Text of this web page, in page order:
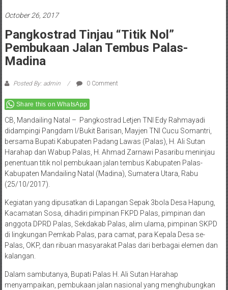
October 26, 2017
Pangkostrad Tinjau “Titik Nol”
Pembukaan Jalan Tembus Palas-
Madina
Posted By: admin 0 Comment
Share this on WhatsApp
CB, Mandailing Natal – Pangkostrad Letjen TNI Edy Rahmayadi
didampingi Pangdam I/Bukit Barisan, Mayjen TNI Cucu Somantri,
bersama Bupati Kabupaten Padang Lawas (Palas), H. Ali Sutan
Harahap dan Wabup Palas, H. Ahmad Zarnawi Pasaribu meninjau
penentuan titik nol pembukaan jalan tembus Kabupaten Palas-
Kabupaten Mandailing Natal (Madina), Sumatera Utara, Rabu
(25/10/2017).
Kegiatan yang dipusatkan di Lapangan Sepak 3bola Desa Hapung,
Kacamatan Sosa, dihadiri pimpinan FKPD Palas, pimpinan dan
anggota DPRD Palas, Sekdakab Palas, alim ulama, pimpinan SKPD
di lingkungan Pemkab Palas, para camat, para Kepala Desa se-
Palas, OKP, dan ribuan masyarakat Palas dari berbagai elemen dan
kalangan.
Dalam sambutanya, Bupati Palas H. Ali Sutan Harahap
menyampaikan, pembukaan jalan nasional yang menghubungkan